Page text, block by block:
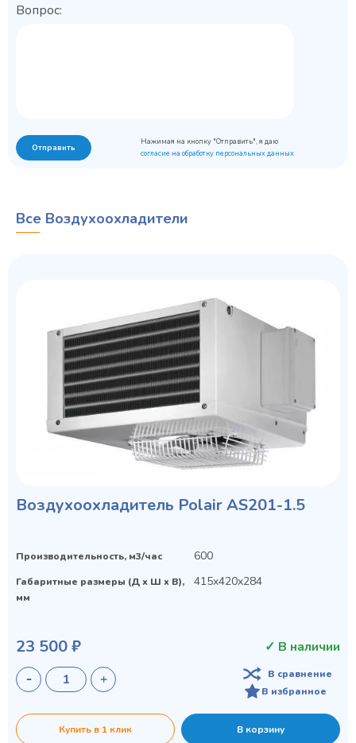
Вопрос:
Отправить
Нажимая на кнопку "Отправить", я даю
согласие на обработку персональных данных
Все Воздухоохладители
Воздухоохладитель Polair AS201-1.5
Производительность, м3/час 600
Габаритные размеры (Д х Ш х В),
мм
415x420x284
23 500 ₽ ✓ В наличии
В сравнение
В избранное
Купить в 1 клик В корзину